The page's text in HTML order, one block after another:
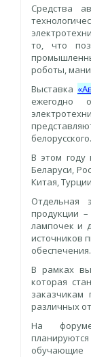
Средства
то, что
роботы,
Выставка
ежегодно
белорусского.
В этом году
Беларуси,
Китая,
Отдельная
продукции –
лампочек и
источников
обеспечения.
В рамках
которая
заказчикам
различных
На
обучающие